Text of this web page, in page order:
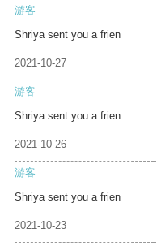
游客
Shriya sent you a frien
2021-10-27
游客
Shriya sent you a frien
2021-10-26
游客
Shriya sent you a frien
2021-10-23